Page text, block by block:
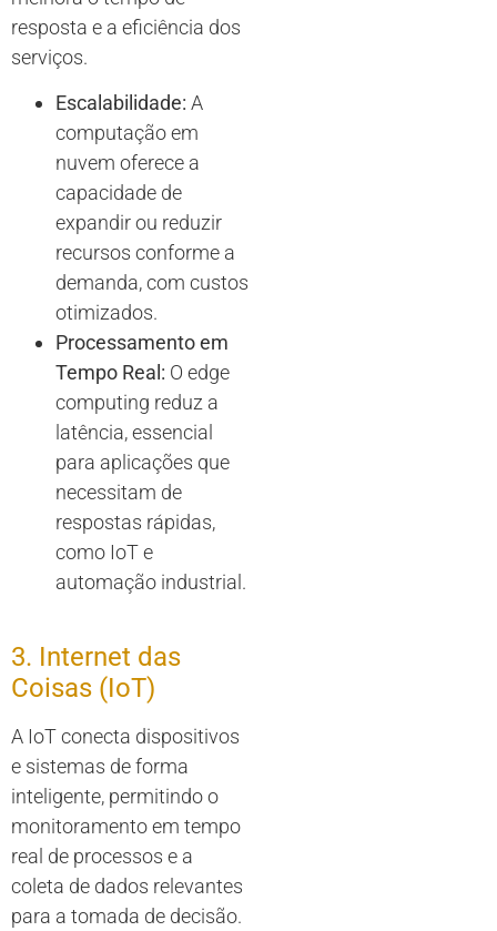
resposta e a eficiência dos
serviços.
Escalabilidade: A
computação em
nuvem oferece a
capacidade de
expandir ou reduzir
recursos conforme a
demanda, com custos
otimizados.
Processamento em
Tempo Real: O edge
computing reduz a
latência, essencial
para aplicações que
necessitam de
respostas rápidas,
como IoT e
automação industrial.
3. Internet das
Coisas (IoT)
A IoT conecta dispositivos
e sistemas de forma
inteligente, permitindo o
monitoramento em tempo
real de processos e a
coleta de dados relevantes
para a tomada de decisão.